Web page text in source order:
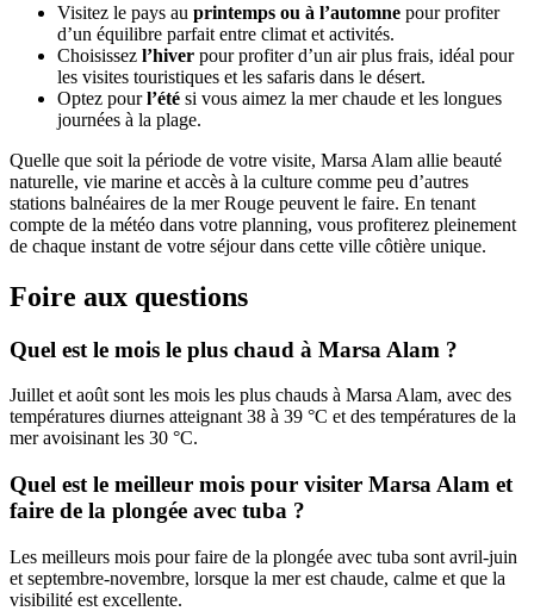
Visitez le pays au printemps ou à l’automne pour profiter
d’un équilibre parfait entre climat et activités.
Choisissez l’hiver pour profiter d’un air plus frais, idéal pour
les visites touristiques et les safaris dans le désert.
Optez pourl’été si vous aimez la mer chaude et les longues
journées à la plage.
Quelle que soit la période de votre visite, Marsa Alam allie beauté
naturelle, vie marine et accès à la culture comme peu d’autres
stations balnéaires de la mer Rouge peuvent le faire. En tenant
compte de la météo dans votre planning, vous profiterez pleinement
de chaque instant de votre séjour dans cette ville côtière unique.
Foire aux questions
Quel est le mois le plus chaud à Marsa Alam ?
Juillet et août sont les mois les plus chauds à Marsa Alam, avec des
températures diurnes atteignant 38 à 39 °C et des températures de la
mer avoisinant les 30 °C.
Quel est le meilleur mois pour visiter Marsa Alam et
faire de la plongée avec tuba ?
Les meilleurs mois pour faire de la plongée avec tuba sont avril-juin
et septembre-novembre, lorsque la mer est chaude, calme et que la
visibilité est excellente.